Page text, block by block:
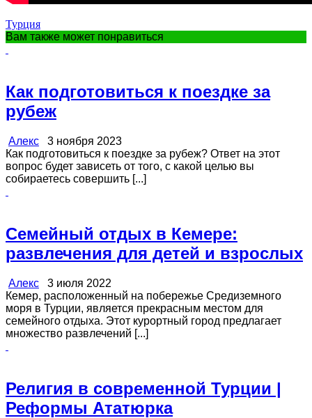
Турция
Вам также может понравиться
Как подготовиться к поездке за
рубеж
Алекс 3 ноября 2023
Как подготовиться к поездке за рубеж? Ответ на этот
вопрос будет зависеть от того, с какой целью вы
собираетесь совершить [...]
Семейный отдых в Кемере:
развлечения для детей и взрослых
Алекс 3 июля 2022
Кемер, расположенный на побережье Средиземного
моря в Турции, является прекрасным местом для
семейного отдыха. Этот курортный город предлагает
множество развлечений [...]
Религия в современной Турции |
Реформы Ататюрка